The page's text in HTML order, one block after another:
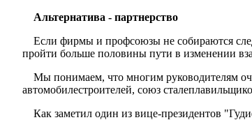
Альтернатива - партнерство
Если фирмы и профсоюзы не собираются
пройти больше половины пути в изменении
Мы понимаем, что многим руководителям
автомобилестроителей, союз
Как заметил один из вице-президентов